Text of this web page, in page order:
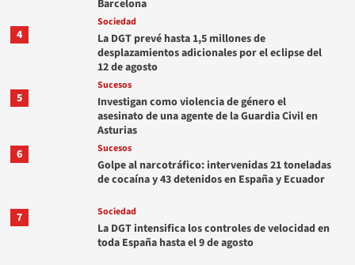
Barcelona
4
Sociedad
La DGT prevé hasta 1,5 millones de
desplazamientos adicionales por el eclipse del
12 de agosto
5
Sucesos
Investigan como violencia de género el
asesinato de una agente de la Guardia Civil en
Asturias
6
Sucesos
Golpe al narcotráfico: intervenidas 21 toneladas
de cocaína y 43 detenidos en España y Ecuador
7 Sociedad
La DGT intensifica los controles de velocidad en
toda España hasta el 9 de agosto